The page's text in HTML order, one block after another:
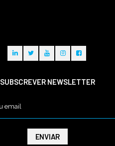
SUBSCREVER NEWSLETTER